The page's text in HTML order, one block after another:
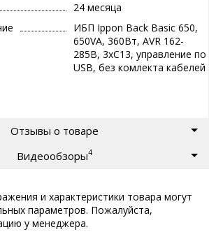
24 месяца
ИБП Ippon Back Basic 650,
650VA, 360Вт, AVR 162-
285В, 3хС13, управление по
USB, без комлекта кабелей
Отзывы о товаре
Видеообзоры4
и характеристики товара могут
параметров. Пожалуйста,
у менеджера.